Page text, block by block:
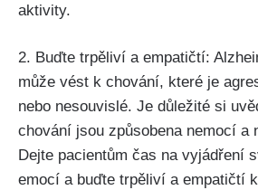
aktivity.
2. Buďte trpěliví a empatičtí:
může vést k chování, které je
nebo nesouvislé. Je důležité si
chování jsou způsobena nemocí a
Dejte pacientům čas na vyjádření
emocí a buďte trpěliví a empatičtí